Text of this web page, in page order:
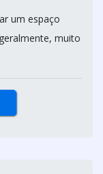
um espaço
muito